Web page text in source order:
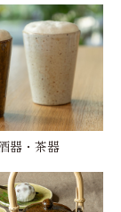
器・茶器